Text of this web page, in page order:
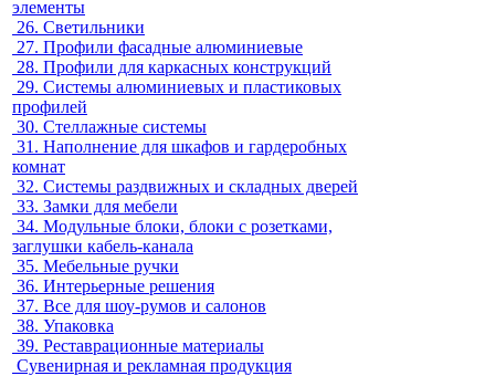
элементы
26. Светильники
27. Профили фасадные алюминиевые
28. Профили для каркасных конструкций
29. Системы алюминиевых и пластиковых
профилей
30. Стеллажные системы
31. Наполнение для шкафов и гардеробных
комнат
32. Системы раздвижных и складных дверей
33. Замки для мебели
34. Модульные блоки, блоки с розетками,
заглушки кабель-канала
35. Мебельные ручки
36. Интерьерные решения
37. Все для шоу-румов и салонов
38. Упаковка
39. Реставрационные материалы
Сувенирная и рекламная продукция